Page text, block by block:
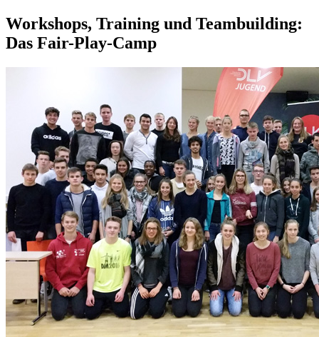
Workshops, Training und Teambuilding:
Das Fair-Play-Camp